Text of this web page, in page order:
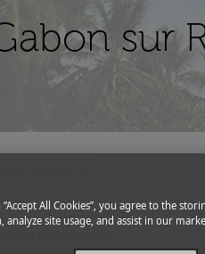
sur
“Accept All Cookies”, you agree to the
analyze site usage, and assist in our